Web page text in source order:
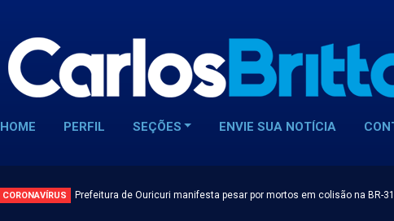
HOME PERFIL SEÇÕES ENVIE SUA NOTÍCIA
CORONAVÍRUS Prefeitura de Ouricuri manifesta pesar por mortos em colisão na BR-